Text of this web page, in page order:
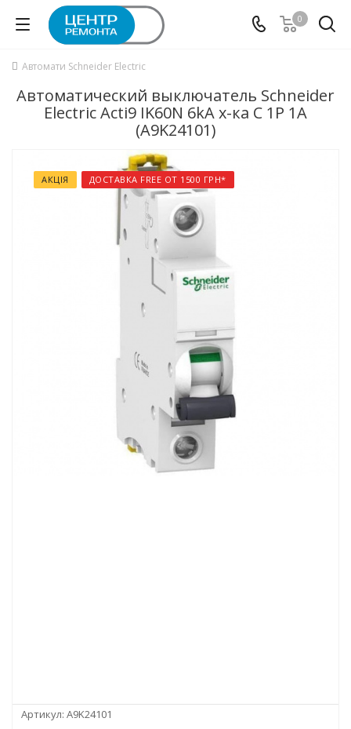
0
Автомати Schneider Electric
Автоматический выключатель Schneider
Electric Acti9 IK60N 6kA х-ка C 1P 1А
(A9K24101)
АКЦІЯ ДОСТАВКА FREE ОТ 1500 ГРН*
Артикул: A9K24101